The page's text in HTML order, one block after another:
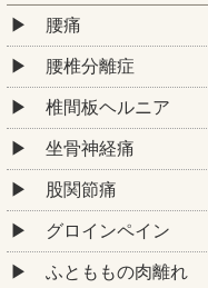
腰痛
腰椎分離症
椎間板ヘルニア
坐骨神経痛
股関節痛
グロインペイン
ふとももの肉離れ